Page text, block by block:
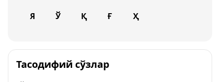
Я Ў Қ Ғ Ҳ
Тасодифий сўзлар